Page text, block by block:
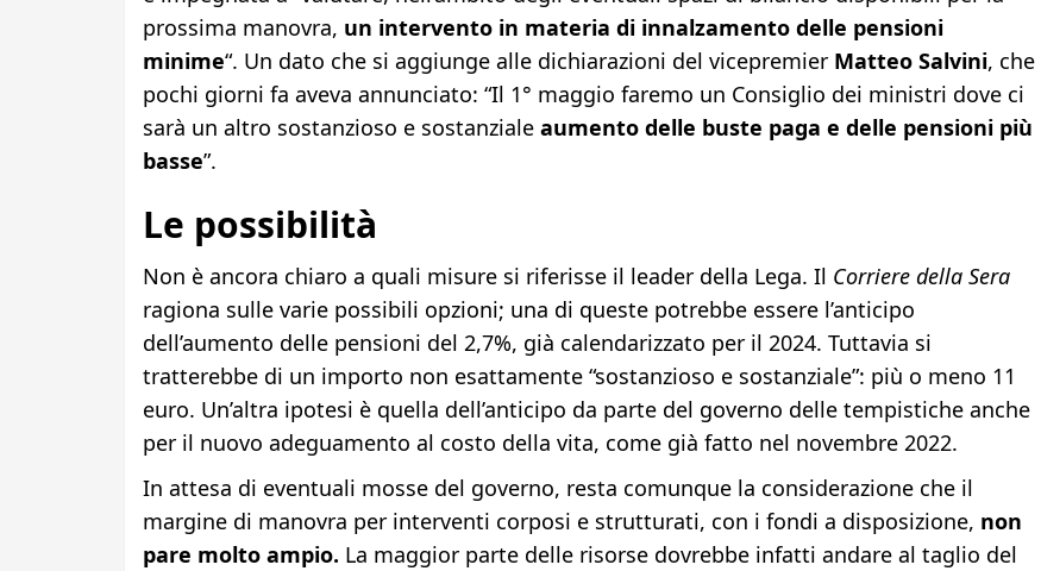
prossima manovra, un intervento in materia di innalzamento delle pensioni
minime“. Un dato che si aggiunge alle dichiarazioni del vicepremier Matteo Salvini, che
pochi giorni fa aveva annunciato: “Il 1° maggio faremo un Consiglio dei ministri dove ci
sarà un altro sostanzioso e sostanziale aumento delle buste paga e delle pensioni più
basse”.
Le possibilità
Non è ancora chiaro a quali misure si riferisse il leader della Lega. Il Corriere della Sera
ragiona sulle varie possibili opzioni; una di queste potrebbe essere l’anticipo
dell’aumento delle pensioni del 2,7%, già calendarizzato per il 2024. Tuttavia si
tratterebbe di un importo non esattamente “sostanzioso e sostanziale”: più o meno 11
euro. Un’altra ipotesi è quella dell’anticipo da parte del governo delle tempistiche anche
per il nuovo adeguamento al costo della vita, come già fatto nel novembre 2022.
In attesa di eventuali mosse del governo, resta comunque la considerazione che il
margine di manovra per interventi corposi e strutturati, con i fondi a disposizione, non
pare molto ampio. La maggior parte delle risorse dovrebbe infatti andare al taglio del